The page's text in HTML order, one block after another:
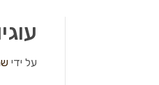
על ידי